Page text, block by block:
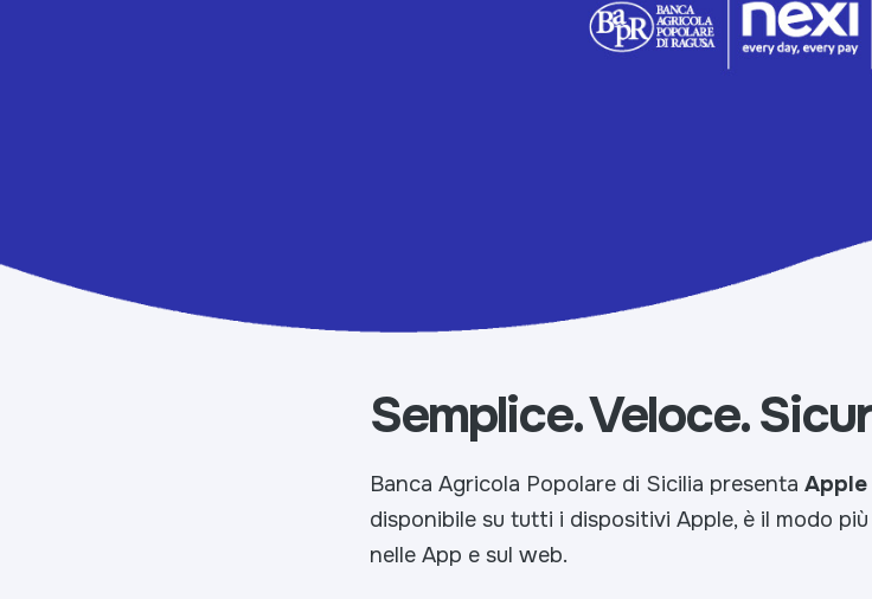
Semplice. Veloce.
Banca Agricola Popolare di Sicilia presenta Apple
disponibile su tutti i dispositivi Apple, è il modo
nelle App e sul web.